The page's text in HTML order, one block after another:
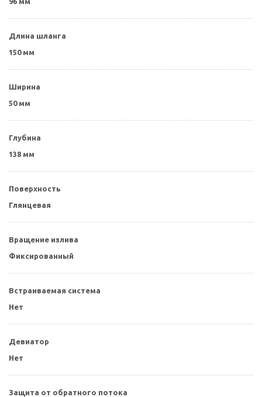
Длина шланга
150 мм
Ширина
50 мм
Глубина
138 мм
Поверхность
Глянцевая
Вращение излива
Фиксированный
Встраиваемая система
Нет
Девиатор
Нет
Защита от обратного потока